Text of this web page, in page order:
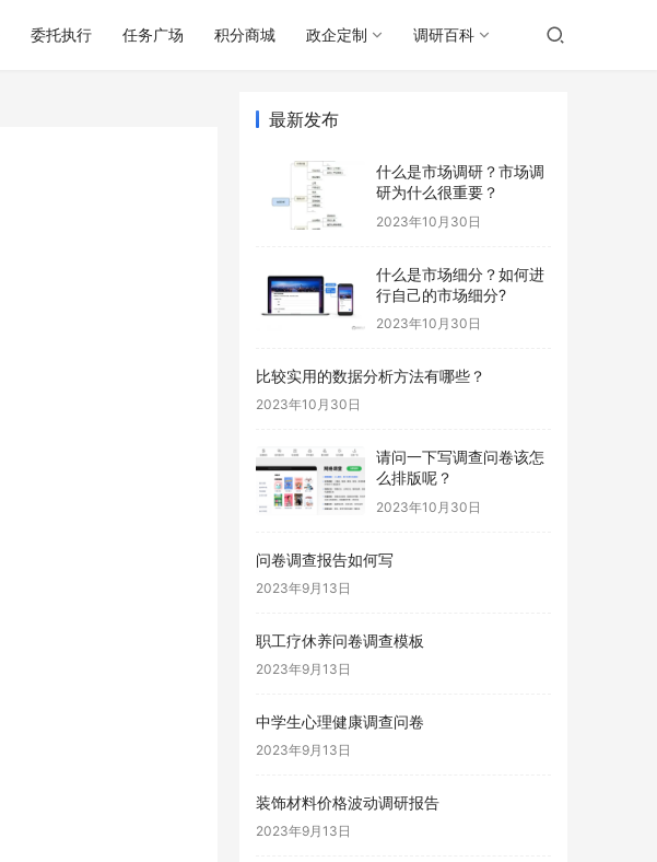
委托执行 任务广场 积分商城 政企定制 调研百科
最新发布
什么是市场调研？市场调
研为什么很重要？
2023年10月30日
什么是市场细分？如何进
行自己的市场细分?
2023年10月30日
比较实用的数据分析方法有哪些？
2023年10月30日
请问一下写调查问卷该怎
么排版呢？
2023年10月30日
问卷调查报告如何写
2023年9月13日
职工疗休养问卷调查模板
2023年9月13日
中学生心理健康调查问卷
2023年9月13日
装饰材料价格波动调研报告
2023年9月13日